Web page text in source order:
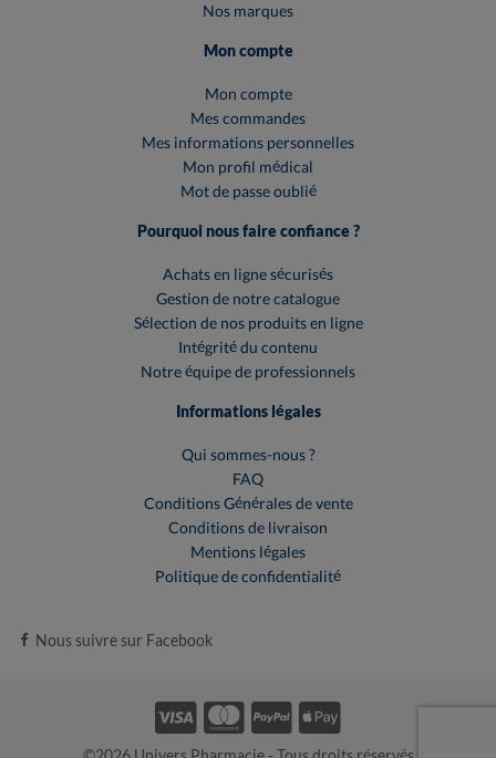
Nos marques
Mon compte
Mon compte
Mes commandes
Mes informations personnelles
Mon profil médical
Mot de passe oublié
Pourquoi nous faire confiance ?
Achats en ligne sécurisés
Gestion de notre catalogue
Sélection de nos produits en ligne
Intégrité du contenu
Notre équipe de professionnels
Informations légales
Qui sommes-nous ?
FAQ
Conditions Générales de vente
Conditions de livraison
Mentions légales
Politique de confidentialité
Nous suivre sur Facebook